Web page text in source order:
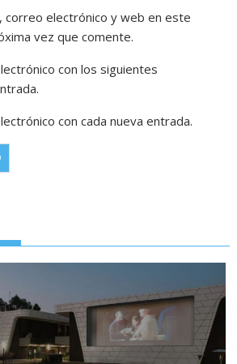
correo electrónico y web en este
vez que comente.
con los siguientes
con cada nueva entrada.